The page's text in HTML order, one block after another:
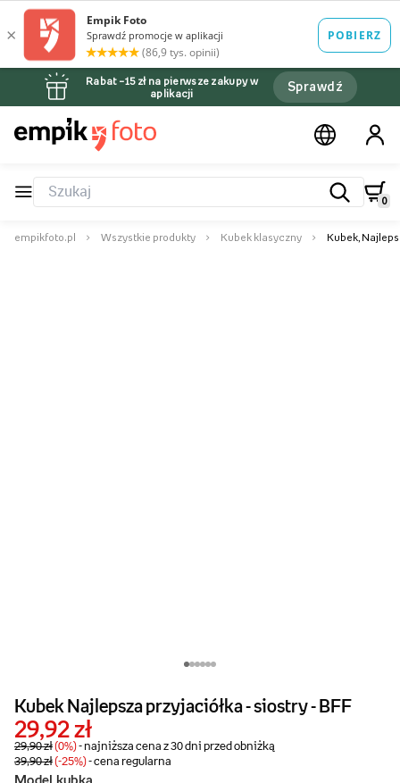
Rabat –15 zł na pierwsze zakupy w
aplikacji
Sprawdź
0
empikfoto.pl Wszystkie produkty Kubek klasyczny Kubek,